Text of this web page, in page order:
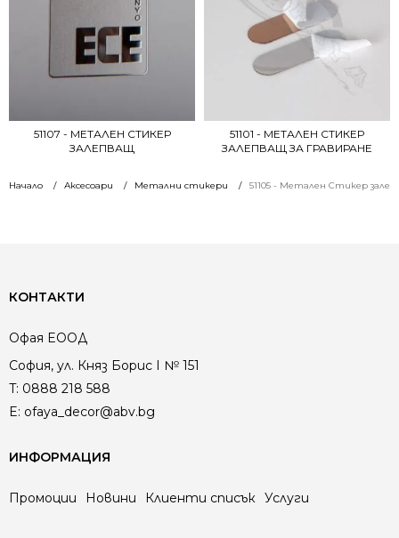
Начало Аксесоари Метални стикери 51105 - Метален Стикер
51107 - МЕТАЛЕН СТИКЕР
ЗАЛЕПВАЩ
51101 - МЕТАЛЕН СТИКЕР
ЗАЛЕПВАЩ ЗА ГРАВИРАНЕ
КОНТАКТИ
Офая EООД
София, ул. Княз Борис I № 151
T: 0888 218 588
E: ofaya_decor@abv.bg
ИНФОРМАЦИЯ
Промоции Новини Клиенти списък Услуги